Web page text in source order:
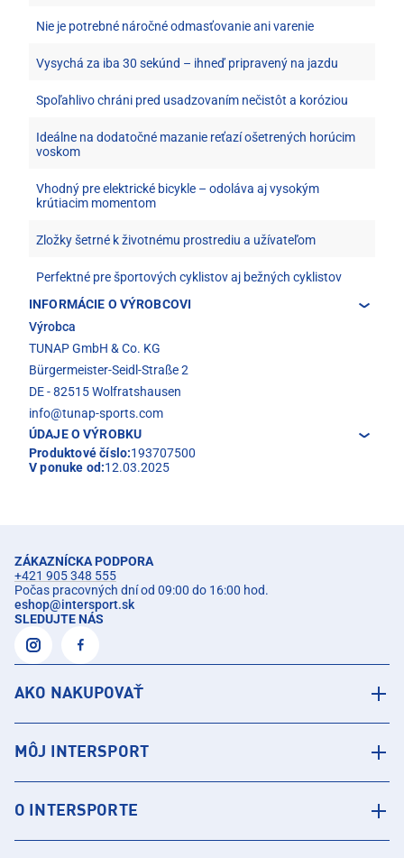
Nie je potrebné náročné odmasťovanie ani varenie
Vysychá za iba 30 sekúnd – ihneď pripravený na jazdu
Spoľahlivo chráni pred usadzovaním nečistôt a koróziou
Ideálne na dodatočné mazanie reťazí ošetrených horúcim
voskom
Vhodný pre elektrické bicykle – odoláva aj vysokým
krútiacim momentom
Zložky šetrné k životnému prostrediu a užívateľom
Perfektné pre športových cyklistov aj bežných cyklistov
INFORMÁCIE O VÝROBCOVI
Výrobca
TUNAP GmbH & Co. KG
Bürgermeister-Seidl-Straße 2
DE - 82515 Wolfratshausen
info@tunap-sports.com
ÚDAJE O VÝROBKU
Produktové číslo:193707500
V ponuke od:12.03.2025
ZÁKAZNÍCKA PODPORA
+421 905 348 555
Počas pracovných dní od 09:00 do 16:00 hod.
eshop@intersport.sk
SLEDUJTE NÁS
AKO NAKUPOVAŤ
MÔJ INTERSPORT
O INTERSPORTE